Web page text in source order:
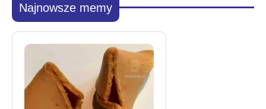
Najnowsze memy